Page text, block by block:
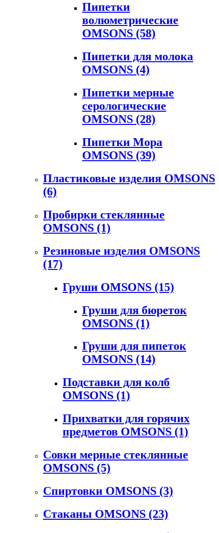
Пипетки
волюметрические
OMSONS (58)
Пипетки для молока
OMSONS (4)
Пипетки мерные
серологические
OMSONS (28)
Пипетки Мора
OMSONS (39)
Пластиковые изделия OMSONS
(6)
Пробирки стеклянные
OMSONS (1)
Резиновые изделия OMSONS
(17)
Груши OMSONS (15)
Груши для бюреток
OMSONS (1)
Груши для пипеток
OMSONS (14)
Подставки для колб
OMSONS (1)
Прихватки для горячих
предметов OMSONS (1)
Совки мерные стеклянные
OMSONS (5)
Спиртовки OMSONS (3)
Стаканы OMSONS (23)